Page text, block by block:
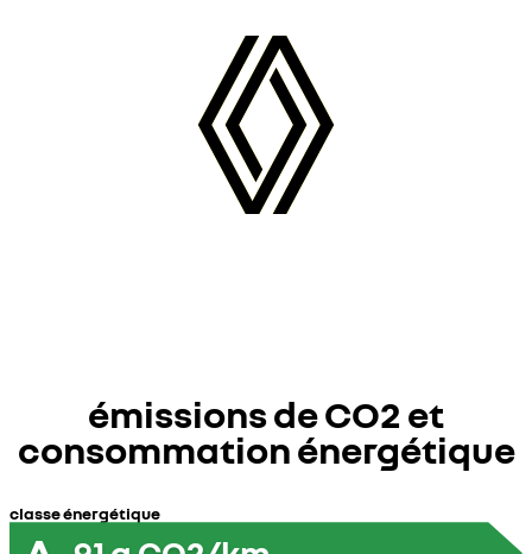
émissions de CO2 et
consommation énergétique
classe énergétique